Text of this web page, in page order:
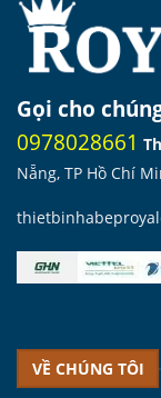
Gọi cho
0978028661
Nẵng, TP Hồ Chí
VỀ CHÚNG TÔI